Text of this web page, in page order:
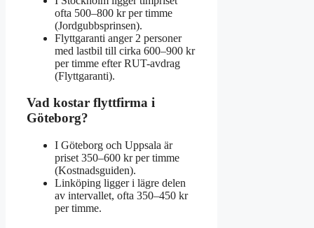
ofta 500–800 kr per timme
(Jordgubbsprinsen).
Flyttgaranti anger 2 personer
med lastbil till cirka 600–900 kr
per timme efter RUT-avdrag
(Flyttgaranti).
Vad kostar flyttfirma i
Göteborg?
I Göteborg och Uppsala är
priset 350–600 kr per timme
(Kostnadsguiden).
Linköping ligger i lägre delen
av intervallet, ofta 350–450 kr
per timme.